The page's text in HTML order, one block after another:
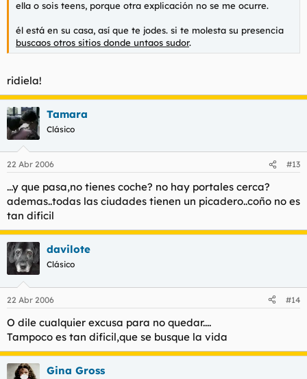
ella o sois teens, porque otra explicación no se me ocurre.
él está en su casa, así que te jodes. si te molesta su presencia
buscaos otros sitios donde untaos sudor.
ridiela!
Tamara
Clásico
22 Abr 2006 #13
...y que pasa,no tienes coche? no hay portales cerca?
ademas..todas las ciudades tienen un picadero..coño no es
tan dificil
davilote
Clásico
22 Abr 2006 #14
O dile cualquier excusa para no quedar....
Tampoco es tan dificil,que se busque la vida
Gina Gross